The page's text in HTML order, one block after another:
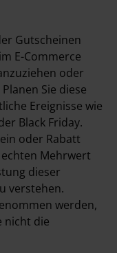
Gutscheinen
E-Commerce
oder
Sie diese
Ereignisse wie
Black Friday.
oder Rabatt
Mehrwert
dieser
verstehen.
werden,
nicht die